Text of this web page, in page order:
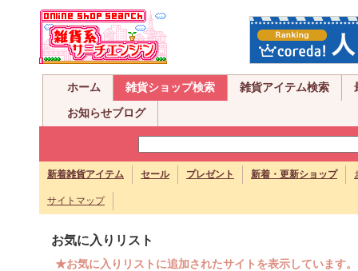
ホーム 雑貨ショップ検索 雑貨アイテム検索
お知らせブログ
新着雑貨アイテム セール プレゼント 新着・更新ショップ
サイトマップ
お気に入りリスト
★お気に入りリストに追加されたサイトを表示しています